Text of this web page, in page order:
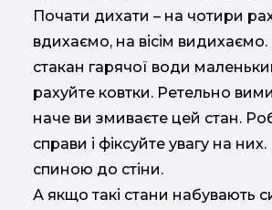
Почати дихати – на чотири
вдихаємо, на вісім
стакан гарячої води
рахуйте ковтки. Ретельно
наче ви змиваєте цей стан.
справи і фіксуйте увагу на них.
спиною до стіни.
А якщо такі стани набувають